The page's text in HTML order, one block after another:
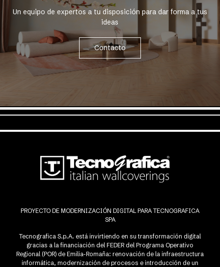
Un equipo de expertos a tu disposición para dar forma a tus
ideas
Contacto
PROYECTO DE MODERNIZACIÓN DIGITAL PARA TECNOGRAFICA
SPA
Tecnografica S.p.A. está invirtiendo en su transformación digital
gracias a la financiación del FEDER del Programa Operativo
Regional (POR) de Emilia-Romaña: renovación de la infraestructura
informática, modernización de procesos e introducción de un